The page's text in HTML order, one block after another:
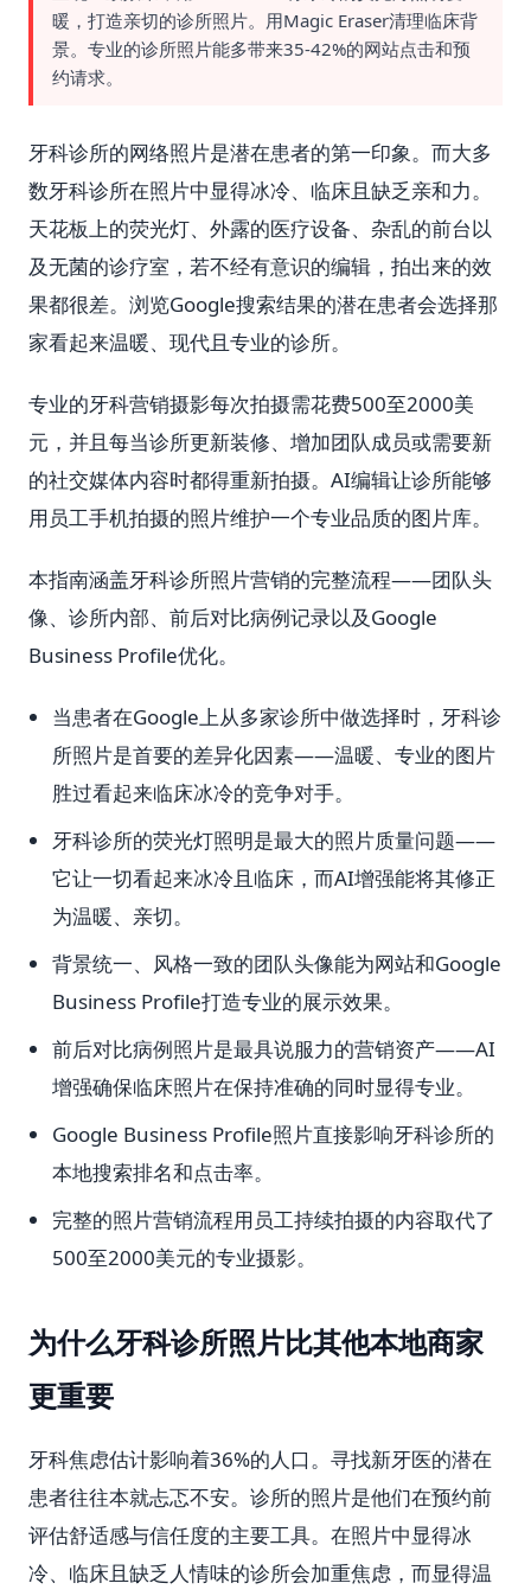
暖，打造亲切的诊所照片。用Magic Eraser清理临床背
景。专业的诊所照片能多带来35-42%的网站点击和预
约请求。
牙科诊所的网络照片是潜在患者的第一印象。而大多
数牙科诊所在照片中显得冰冷、临床且缺乏亲和力。
天花板上的荧光灯、外露的医疗设备、杂乱的前台以
及无菌的诊疗室，若不经有意识的编辑，拍出来的效
果都很差。浏览Google搜索结果的潜在患者会选择那
家看起来温暖、现代且专业的诊所。
专业的牙科营销摄影每次拍摄需花费500至2000美
元，并且每当诊所更新装修、增加团队成员或需要新
的社交媒体内容时都得重新拍摄。AI编辑让诊所能够
用员工手机拍摄的照片维护一个专业品质的图片库。
本指南涵盖牙科诊所照片营销的完整流程——团队头
像、诊所内部、前后对比病例记录以及Google
Business Profile优化。
当患者在Google上从多家诊所中做选择时，牙科诊
所照片是首要的差异化因素——温暖、专业的图片
胜过看起来临床冰冷的竞争对手。
牙科诊所的荧光灯照明是最大的照片质量问题——
它让一切看起来冰冷且临床，而AI增强能将其修正
为温暖、亲切。
背景统一、风格一致的团队头像能为网站和Google
Business Profile打造专业的展示效果。
前后对比病例照片是最具说服力的营销资产——AI
增强确保临床照片在保持准确的同时显得专业。
Google Business Profile照片直接影响牙科诊所的
本地搜索排名和点击率。
完整的照片营销流程用员工持续拍摄的内容取代了
500至2000美元的专业摄影。
为什么牙科诊所照片比其他本地商家
更重要
牙科焦虑估计影响着36%的人口。寻找新牙医的潜在
患者往往本就忐忑不安。诊所的照片是他们在预约前
评估舒适感与信任度的主要工具。在照片中显得冰
冷、临床且缺乏人情味的诊所会加重焦虑，而显得温